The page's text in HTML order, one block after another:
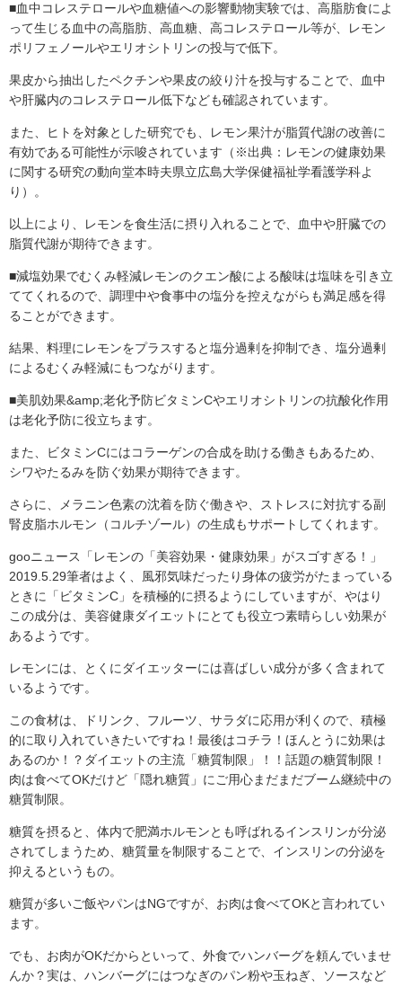
■血中コレステロールや血糖値への影響動物実験では、高脂肪食によ
って生じる血中の高脂肪、高血糖、高コレステロール等が、レモン
ポリフェノールやエリオシトリンの投与で低下。
果皮から抽出したペクチンや果皮の絞り汁を投与することで、血中
や肝臓内のコレステロール低下なども確認されています。
また、ヒトを対象とした研究でも、レモン果汁が脂質代謝の改善に
有効である可能性が示唆されています（※出典：レモンの健康効果
に関する研究の動向堂本時夫県立広島大学保健福祉学看護学科よ
り）。
以上により、レモンを食生活に摂り入れることで、血中や肝臓での
脂質代謝が期待できます。
■減塩効果でむくみ軽減レモンのクエン酸による酸味は塩味を引き立
ててくれるので、調理中や食事中の塩分を控えながらも満足感を得
ることができます。
結果、料理にレモンをプラスすると塩分過剰を抑制でき、塩分過剰
によるむくみ軽減にもつながります。
■美肌効果&amp;老化予防ビタミンCやエリオシトリンの抗酸化作用
は老化予防に役立ちます。
また、ビタミンCにはコラーゲンの合成を助ける働きもあるため、
シワやたるみを防ぐ効果が期待できます。
さらに、メラニン色素の沈着を防ぐ働きや、ストレスに対抗する副
腎皮脂ホルモン（コルチゾール）の生成もサポートしてくれます。
gooニュース「レモンの「美容効果・健康効果」がスゴすぎる！」
2019.5.29筆者はよく、風邪気味だったり身体の疲労がたまっている
ときに「ビタミンC」を積極的に摂るようにしていますが、やはり
この成分は、美容健康ダイエットにとても役立つ素晴らしい効果が
あるようです。
レモンには、とくにダイエッターには喜ばしい成分が多く含まれて
いるようです。
この食材は、ドリンク、フルーツ、サラダに応用が利くので、積極
的に取り入れていきたいですね！最後はコチラ！ほんとうに効果は
あるのか！？ダイエットの主流「糖質制限」！！話題の糖質制限！
肉は食べてOKだけど「隠れ糖質」にご用心まだまだブーム継続中の
糖質制限。
糖質を摂ると、体内で肥満ホルモンとも呼ばれるインスリンが分泌
されてしまうため、糖質量を制限することで、インスリンの分泌を
抑えるというもの。
糖質が多いご飯やパンはNGですが、お肉は食べてOKと言われてい
ます。
でも、お肉がOKだからといって、外食でハンバーグを頼んでいませ
んか？実は、ハンバーグにはつなぎのパン粉や玉ねぎ、ソースなど